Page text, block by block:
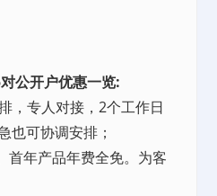
公开户优惠一览:
，专人对接，2个工作日
也可协调安排；
首年产品年费全免。为客